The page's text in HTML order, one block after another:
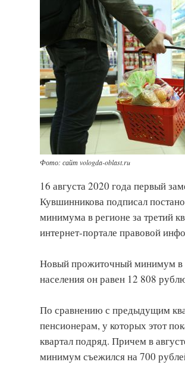
Фото: сайт vologda-oblast.ru
16 августа 2020 года первый
Кувшинникова подписал
минимума в регионе за третий
интернет-портале правовой
Новый прожиточный минимум в
населения он равен 12 808
По сравнению с предыдущим
пенсионерам, у которых этот
квартал подряд. Причем в
минимум съежился на 700